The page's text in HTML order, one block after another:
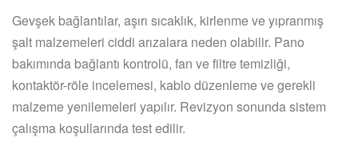
Gevşek bağlantılar, aşırı sıcaklık, kirlenme ve yıpranmış
şalt malzemeleri ciddi arızalara neden olabilir. Pano
bakımında bağlantı kontrolü, fan ve filtre temizliği,
kontaktör-röle incelemesi, kablo düzenleme ve gerekli
malzeme yenilemeleri yapılır. Revizyon sonunda sistem
çalışma koşullarında test edilir.